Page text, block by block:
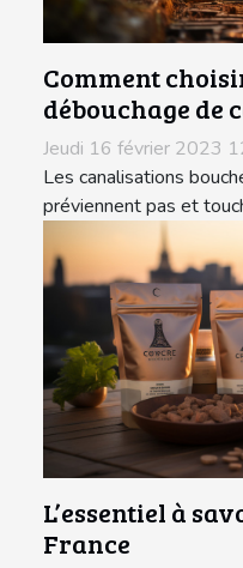
Comment
débouchage de
Jeudi 16 février 2023
Les canalisations
préviennent pas et
L’essentiel à
France